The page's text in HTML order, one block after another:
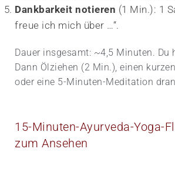
Dankbarkeit notieren (1 Min.): 1
freue ich mich über …“.
Dauer insgesamt: ~4,5 Minuten. Du
Dann Ölziehen (2 Min.), einen
oder eine 5-Minuten-Meditation
15-Minuten-Ayurveda-Yoga-
zum Ansehen